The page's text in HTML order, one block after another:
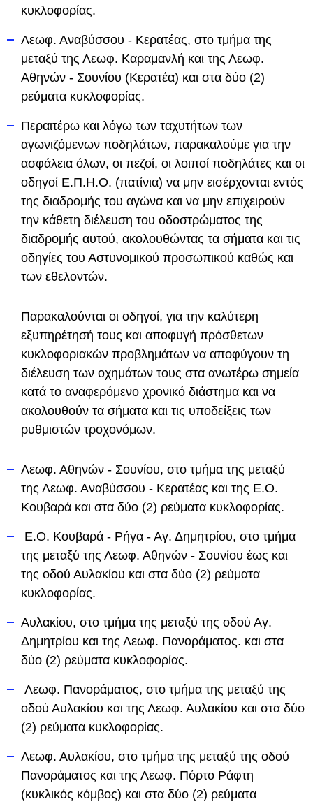
κυκλοφορίας.
Λεωφ. Αναβύσσου - Κερατέας, στο τμήμα της
μεταξύ της Λεωφ. Καραμανλή και της Λεωφ.
Αθηνών - Σουνίου (Κερατέα) και στα δύο (2)
ρεύματα κυκλοφορίας.
Περαιτέρω και λόγω των ταχυτήτων των
αγωνιζόμενων ποδηλάτων, παρακαλούμε για την
ασφάλεια όλων, οι πεζοί, οι λοιποί ποδηλάτες και οι
οδηγοί Ε.Π.Η.Ο. (πατίνια) να μην εισέρχονται εντός
της διαδρομής του αγώνα και να μην επιχειρούν
την κάθετη διέλευση του οδοστρώματος της
διαδρομής αυτού, ακολουθώντας τα σήματα και τις
οδηγίες του Αστυνομικού προσωπικού καθώς και
των εθελοντών.
Παρακαλούνται οι οδηγοί, για την καλύτερη
εξυπηρέτησή τους και αποφυγή πρόσθετων
κυκλοφοριακών προβλημάτων να αποφύγουν τη
διέλευση των οχημάτων τους στα ανωτέρω σημεία
κατά το αναφερόμενο χρονικό διάστημα και να
ακολουθούν τα σήματα και τις υποδείξεις των
ρυθμιστών τροχονόμων.
Λεωφ. Αθηνών - Σουνίου, στο τμήμα της μεταξύ
της Λεωφ. Αναβύσσου - Κερατέας και της Ε.Ο.
Κουβαρά και στα δύο (2) ρεύματα κυκλοφορίας.
Ε.Ο. Κουβαρά - Ρήγα - Αγ. Δημητρίου, στο τμήμα
της μεταξύ της Λεωφ. Αθηνών - Σουνίου έως και
της οδού Αυλακίου και στα δύο (2) ρεύματα
κυκλοφορίας.
Αυλακίου, στο τμήμα της μεταξύ της οδού Αγ.
Δημητρίου και της Λεωφ. Πανοράματος. και στα
δύο (2) ρεύματα κυκλοφορίας.
Λεωφ. Πανοράματος, στο τμήμα της μεταξύ της
οδού Αυλακίου και της Λεωφ. Αυλακίου και στα δύο
(2) ρεύματα κυκλοφορίας.
Λεωφ. Αυλακίου, στο τμήμα της μεταξύ της οδού
Πανοράματος και της Λεωφ. Πόρτο Ράφτη
(κυκλικός κόμβος) και στα δύο (2) ρεύματα